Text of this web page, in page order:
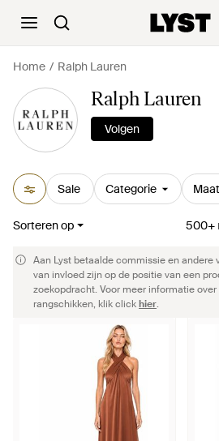
Home Ralph Lauren
Ralph Lauren
Volgen
Sale Categorie Maat
Sorteren op 500+
Aan Lyst betaalde commissie en andere
van invloed zijn op de positie van een
zoekopdracht. Voor meer informatie
rangschikken, klik clickhier.